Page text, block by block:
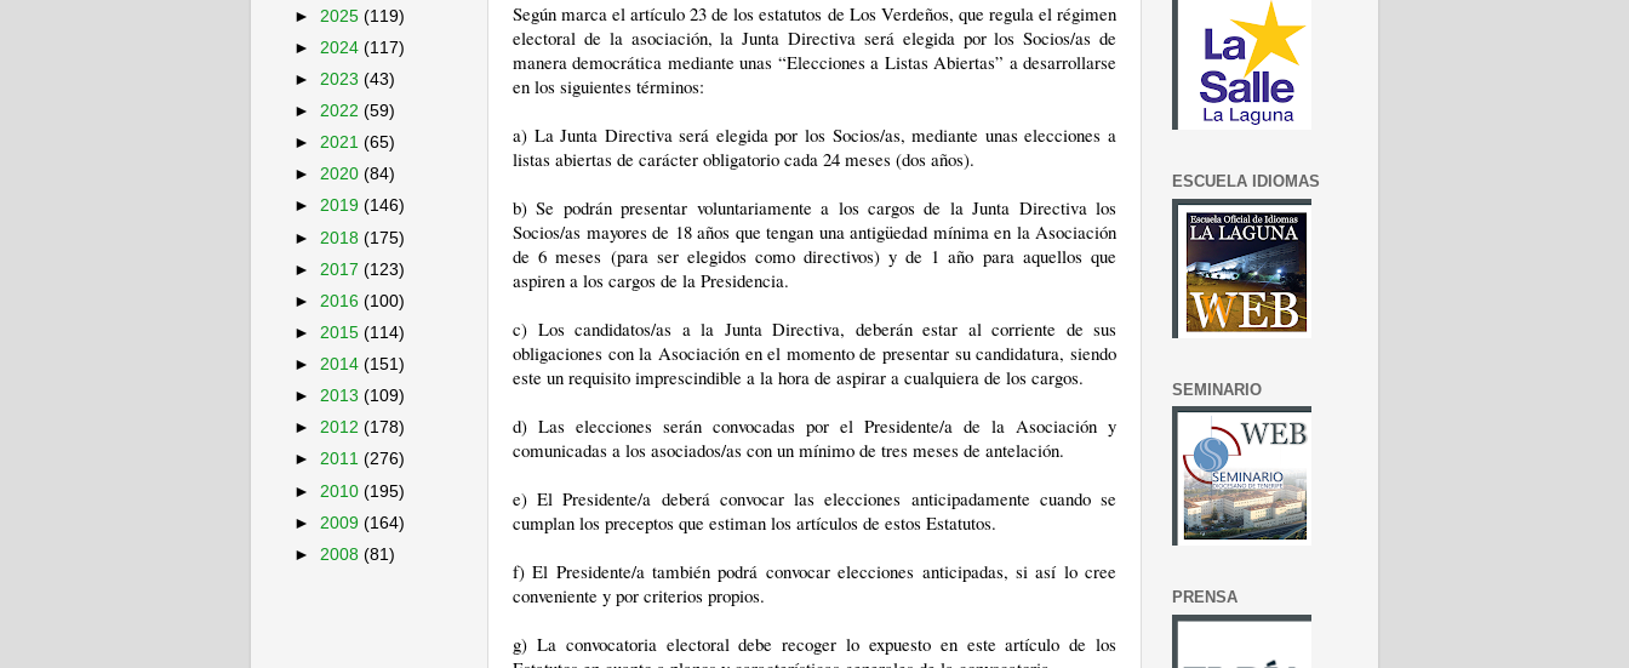
Según marca el artículo 23 de los estatutos de Los Verdeños, que regula el régimen
electoral de la asociación, la Junta Directiva será elegida por los Socios/as de
manera democrática mediante unas “Elecciones a Listas Abiertas” a desarrollarse
en los siguientes términos:
a) La Junta Directiva será elegida por los Socios/as, mediante unas elecciones a
listas abiertas de carácter obligatorio cada 24 meses (dos años).
b) Se podrán presentar voluntariamente a los cargos de la Junta Directiva los
Socios/as mayores de 18 años que tengan una antigüedad mínima en la Asociación
de 6 meses (para ser elegidos como directivos) y de 1 año para aquellos que
aspiren a los cargos de la Presidencia.
c) Los candidatos/as a la Junta Directiva, deberán estar al corriente de sus
obligaciones con la Asociación en el momento de presentar su candidatura, siendo
este un requisito imprescindible a la hora de aspirar a cualquiera de los cargos.
d) Las elecciones serán convocadas por el Presidente/a de la Asociación y
comunicadas a los asociados/as con un mínimo de tres meses de antelación.
e) El Presidente/a deberá convocar las elecciones anticipadamente cuando se
cumplan los preceptos que estiman los artículos de estos Estatutos.
f) El Presidente/a también podrá convocar elecciones anticipadas, si así lo cree
conveniente y por criterios propios.
g) La convocatoria electoral debe recoger lo expuesto en este artículo de los
► 2025 (119)
► 2024 (117)
► 2023 (43)
► 2022 (59)
► 2021 (65)
► 2020 (84)
► 2019 (146)
► 2018 (175)
► 2017 (123)
► 2016 (100)
► 2015 (114)
► 2014 (151)
► 2013 (109)
► 2012 (178)
► 2011 (276)
► 2010 (195)
► 2009 (164)
► 2008 (81)
ESCUELA IDIOMAS
SEMINARIO
PRENSA